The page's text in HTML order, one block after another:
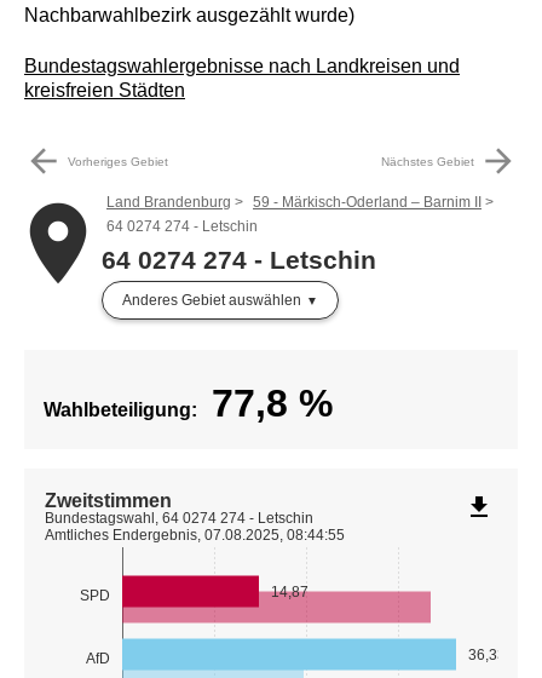
Nachbarwahlbezirk ausgezählt wurde)
Bundestagswahlergebnisse nach Landkreisen und
kreisfreien Städten
arrow_back Vorheriges Gebiet Nächstes Gebiet arrow_forward
placeLand Brandenburg
59 - Märkisch-Oderland – Barnim II
64 0274 274 - Letschin
64 0274 274 - Letschin
Anderes Gebiet auswählen
Wahlbeteiligung: 77,8 %
SPD
AfD
14,87
36,33
Zweitstimmen
Bundestagswahl, 64 0274 274 - Letschin
Amtliches Endergebnis, 07.08.2025, 08:44:55
file_download